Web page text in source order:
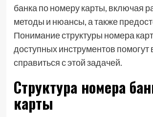
банка по номеру карты, включая
методы и нюансы, а также
Понимание структуры номера
доступных инструментов помогут
справиться с этой задачей.
Структура номера
карты